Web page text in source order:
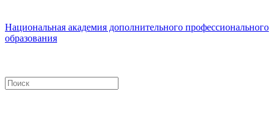
Национальная академия дополнительного профессионального
образования